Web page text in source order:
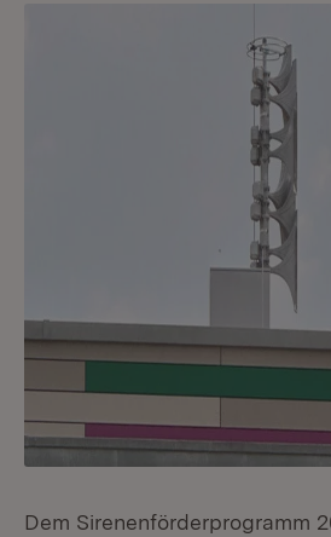
Dem Sirenenförderprogramm